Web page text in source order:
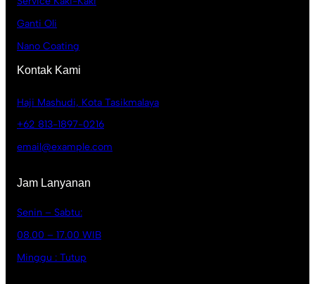
Ganti Oli
Nano Coating
Kontak Kami
Haji Mashudi, Kota Tasikmalaya
+62 813-1897-0216
email@example.com
Jam Lanyanan
Senin – Sabtu:
08.00 – 17.00 WIB
Minggu : Tutup